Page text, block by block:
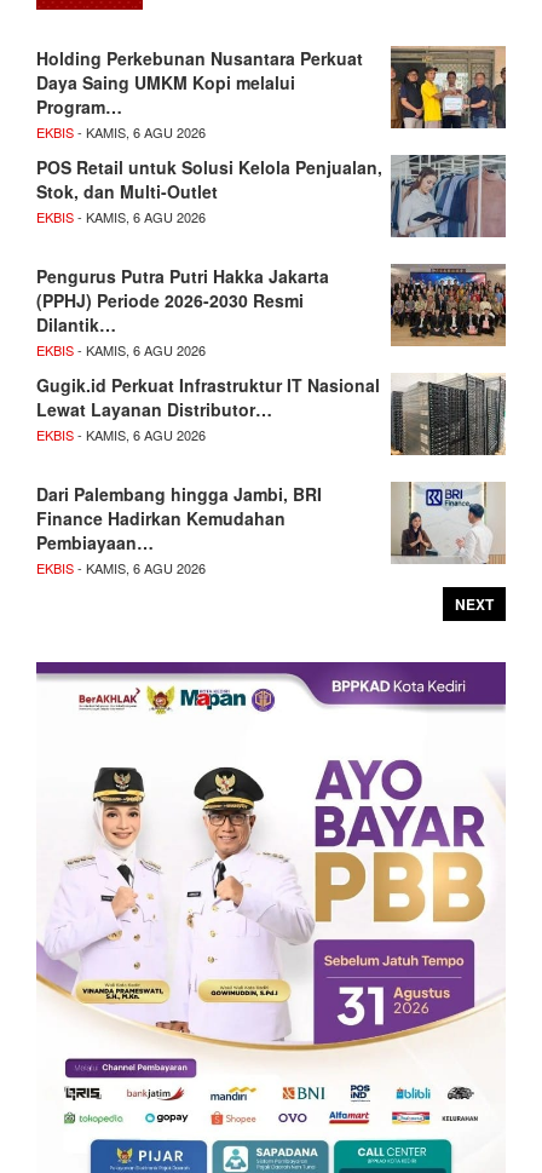
Holding Perkebunan Nusantara Perkuat
Daya Saing UMKM Kopi melalui
Program…
EKBIS- KAMIS, 6 AGU 2026
POS Retail untuk Solusi Kelola Penjualan,
Stok, dan Multi-Outlet
EKBIS- KAMIS, 6 AGU 2026
Pengurus Putra Putri Hakka Jakarta
(PPHJ) Periode 2026-2030 Resmi
Dilantik…
EKBIS- KAMIS, 6 AGU 2026
Gugik.id Perkuat Infrastruktur IT Nasional
Lewat Layanan Distributor…
EKBIS- KAMIS, 6 AGU 2026
Dari Palembang hingga Jambi, BRI
Finance Hadirkan Kemudahan
Pembiayaan…
EKBIS- KAMIS, 6 AGU 2026
NEXT